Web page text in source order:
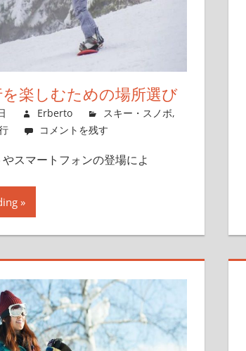
楽しむための場所選び
Erberto スキー・スノボ,
コメントを残す
スマートフォンの登場によ